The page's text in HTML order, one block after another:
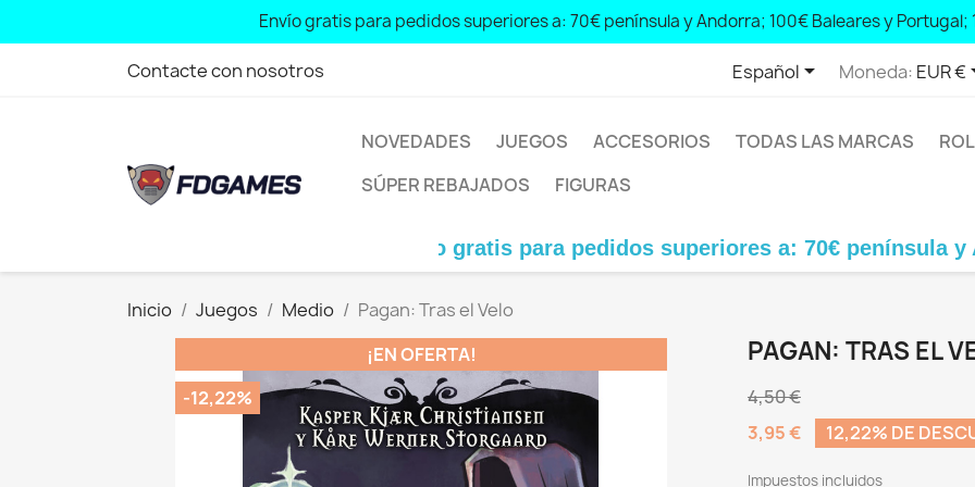
Envío gratis para pedidos superiores a: 70€ península y Andorra; 100€ Baleares y Portugal;
Free shipping for orders over: € 70 peninsula and Andorra; € 100 Balearic Islands and Portugal; €
Contacte con nosotros Español Moneda: EUR €
NOVEDADES JUEGOS ACCESORIOS TODAS LAS MARCAS ROL
SÚPER REBAJADOS
FIGURAS
Envío gratis para pedidos superiores a: 70€ península y
Inicio Juegos Medio
Pagan: Tras el Velo
¡EN OFERTA!
-12,22%
PAGAN: TRAS EL
4,50 €
3,95 €
12,22% DE
Impuestos incluidos